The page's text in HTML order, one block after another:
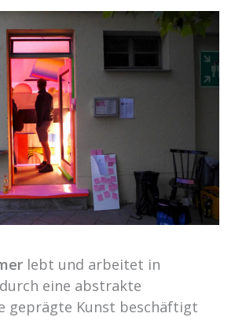
lebt und arbeitet in
eine abstrakte
geprägte Kunst beschäftigt